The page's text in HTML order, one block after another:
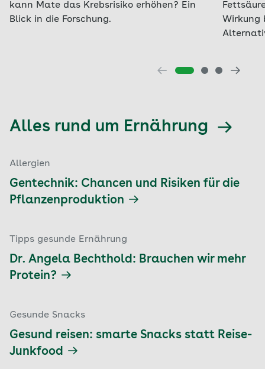
kann Mate das Krebsrisiko erhöhen? Ein
Blick in die Forschung.
Wirkung
Alles rund um Ernährung
Allergien
Gentechnik: Chancen und Risiken für die
Pflanzenproduktion
Tipps gesunde Ernährung
Dr. Angela Bechthold: Brauchen wir mehr
Protein?
Gesunde Snacks
Gesund reisen: smarte Snacks statt Reise-
Junkfood